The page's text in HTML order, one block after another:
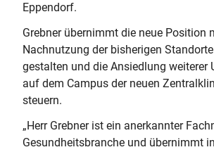
Eppendorf.
Grebner übernimmt die neue Position
Nachnutzung der bisherigen
gestalten und die Ansiedlung weiterer
auf dem Campus der neuen
steuern.
„Herr Grebner ist ein anerkannter
Gesundheitsbranche und übernimmt